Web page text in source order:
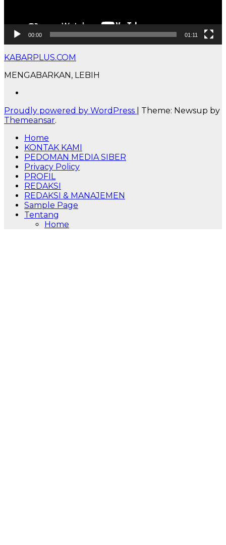
00:00 01:11
KABARPLUS.COM
MENGABARKAN, LEBIH
Proudly powered by WordPress
Theme: Newsup by
Themeansar.
Home
KONTAK KAMI
PEDOMAN MEDIA SIBER
Privacy Policy
PROFIL
REDAKSI
REDAKSI & MANAJEMEN
Sample Page
Tentang
Home